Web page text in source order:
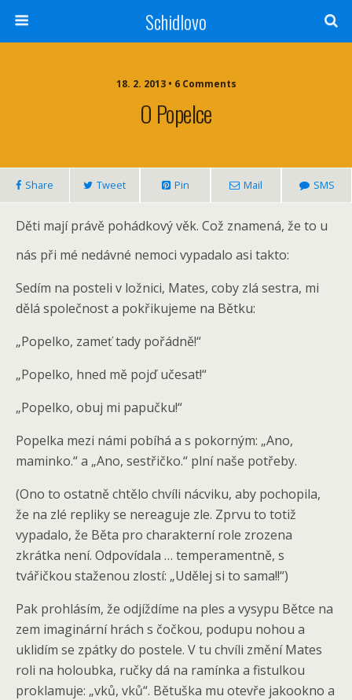
Schidlovo
18. 2. 2013 • 6 Comments
O Popelce
Share Tweet Pin Mail SMS
Děti mají právě pohádkový věk. Což znamená, že to u
nás při mé nedávné nemoci vypadalo asi takto:
Sedím na posteli v ložnici, Mates, coby zlá sestra, mi
dělá společnost a pokřikujeme na Bětku:
„Popelko, zameť tady pořádně!“
„Popelko, hned mě pojď učesat!“
„Popelko, obuj mi papučku!“
Popelka mezi námi pobíhá a s pokorným: „Ano,
maminko.“ a „Ano, sestřičko.“ plní naše potřeby.
(Ono to ostatně chtělo chvíli nácviku, aby pochopila,
že na zlé repliky se nereaguje zle. Zprvu to totiž
vypadalo, že Běta pro charakterní role zrozena
zkrátka není. Odpovídala … temperamentně, s
tvářičkou staženou zlostí: „Udělej si to sama!!“)
Pak prohlásím, že odjíždíme na ples a vysypu Bětce na
zem imaginární hrách s čočkou, podupu nohou a
uklidím se zpátky do postele. V tu chvíli změní Mates
roli na holoubka, ručky dá na ramínka a fistulkou
proklamuje: „vků, vků“. Bětuška mu otevře jakookno a